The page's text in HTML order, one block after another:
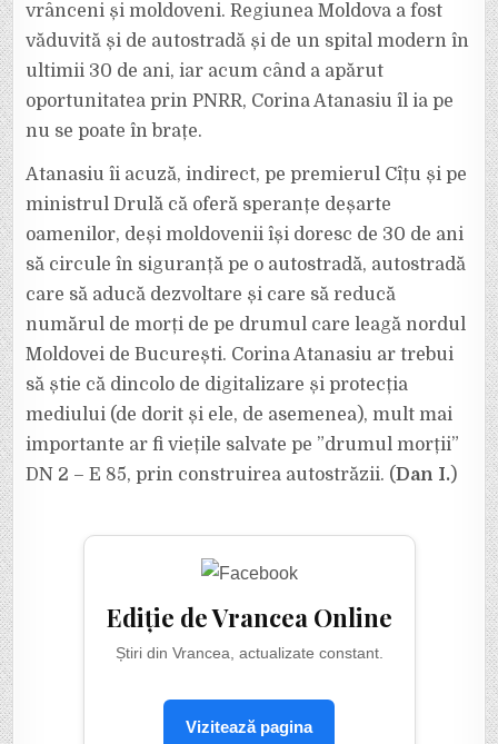
vrânceni și moldoveni. Regiunea Moldova a fost
văduvită și de autostradă și de un spital modern în
ultimii 30 de ani, iar acum când a apărut
oportunitatea prin PNRR, Corina Atanasiu îl ia pe
nu se poate în brațe.
Atanasiu îi acuză, indirect, pe premierul Cîțu și pe
ministrul Drulă că oferă speranțe deșarte
oamenilor, deși moldovenii își doresc de 30 de ani
să circule în siguranță pe o autostradă, autostradă
care să aducă dezvoltare și care să reducă
numărul de morți de pe drumul care leagă nordul
Moldovei de București. Corina Atanasiu ar trebui
să știe că dincolo de digitalizare și protecția
mediului (de dorit și ele, de asemenea), mult mai
importante ar fi viețile salvate pe ”drumul morții”
DN 2 – E 85, prin construirea autostrăzii. (Dan I.)
Ediție de Vrancea Online
Știri din Vrancea, actualizate constant.
Vizitează pagina